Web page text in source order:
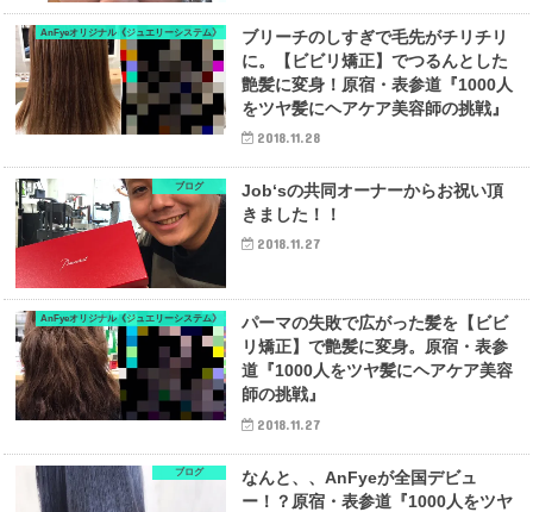
AnFyeオリジナル《ジュエリーシステム》
ブリーチのしすぎで毛先がチリチリ
に。【ビビリ矯正】でつるんとした
艶髪に変身！原宿・表参道『1000人
をツヤ髪にヘアケア美容師の挑戦』
2018.11.28
ブログ
Job‘sの共同オーナーからお祝い頂
きました！！
2018.11.27
AnFyeオリジナル《ジュエリーシステム》
パーマの失敗で広がった髪を【ビビ
リ矯正】で艶髪に変身。原宿・表参
道『1000人をツヤ髪にヘアケア美容
師の挑戦』
2018.11.27
ブログ
なんと、、AnFyeが全国デビュ
ー！？原宿・表参道『1000人をツヤ